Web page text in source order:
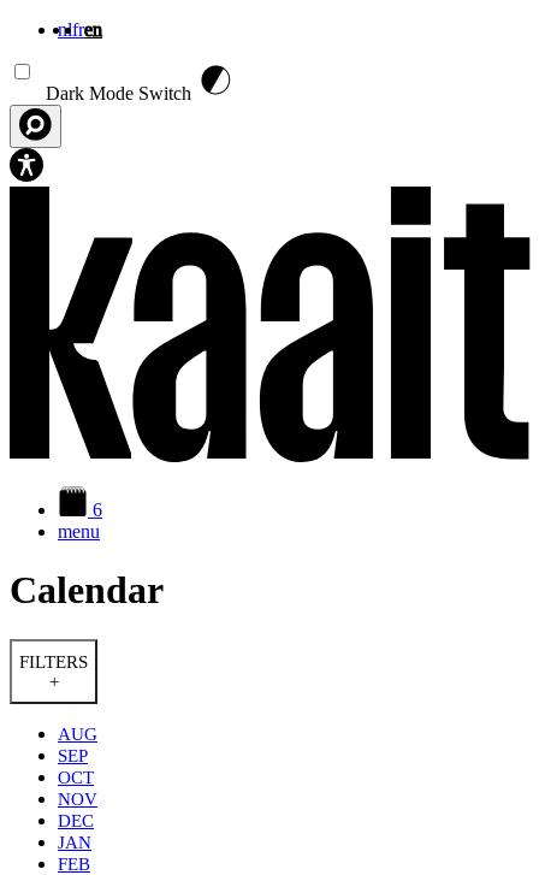
nlfren
Dark Mode Switch
6
menu
Calendar
FILTERS
+
AUG
SEP
OCT
NOV
DEC
JAN
FEB